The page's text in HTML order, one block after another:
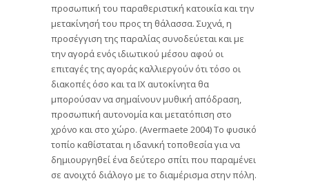
προσωπική του παραθεριστική κατοικία και την
μετακίνησή του προς τη θάλασσα. Συχνά, η
προσέγγιση της παραλίας συνοδεύεται και με
την αγορά ενός ιδιωτικού μέσου αφού οι
επιταγές της αγοράς καλλιεργούν ότι τόσο οι
διακοπές όσο και τα ΙΧ αυτοκίνητα θα
μπορούσαν να σημαίνουν μυθική απόδραση,
προσωπική αυτονομία και μετατόπιση στο
χρόνο και στο χώρο. (Avermaete 2004) Το φυσικό
τοπίο καθίσταται η ιδανική τοποθεσία για να
δημιουργηθεί ένα δεύτερο σπίτι που παραμένει
σε ανοιχτό διάλογο με το διαμέρισμα στην πόλη.